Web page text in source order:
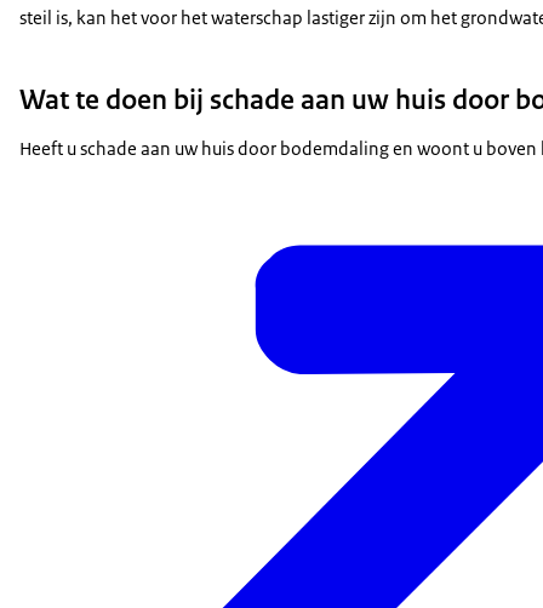
steil is, kan het voor het waterschap lastiger zijn om het
Wat te doen bij schade aan uw huis door
Heeft u schade aan uw huis door bodemdaling en woont u